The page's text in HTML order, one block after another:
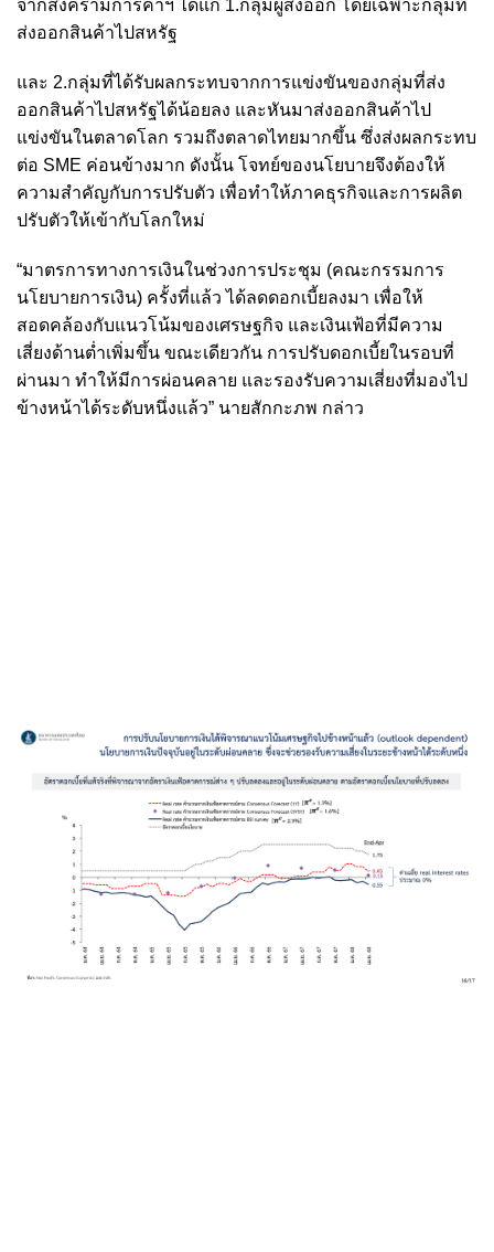
จากสงครามการค้าฯ ได้แก่ 1.กลุ่มผู้ส่งออก โดยเฉพาะกลุ่มที่
ส่งออกสินค้าไปสหรัฐ
และ 2.กลุ่มที่ได้รับผลกระทบจากการแข่งขันของกลุ่มที่ส่ง
ออกสินค้าไปสหรัฐได้น้อยลง และหันมาส่งออกสินค้าไป
แข่งขันในตลาดโลก รวมถึงตลาดไทยมากขึ้น ซึ่งส่งผลกระทบ
ต่อ SME ค่อนข้างมาก ดังนั้น โจทย์ของนโยบายจึงต้องให้
ความสำคัญกับการปรับตัว เพื่อทำให้ภาคธุรกิจและการผลิต
ปรับตัวให้เข้ากับโลกใหม่
“มาตรการทางการเงินในช่วงการประชุม (คณะกรรมการ
นโยบายการเงิน) ครั้งที่แล้ว ได้ลดดอกเบี้ยลงมา เพื่อให้
สอดคล้องกับแนวโน้มของเศรษฐกิจ และเงินเฟ้อที่มีความ
เสี่ยงด้านต่ำเพิ่มขึ้น ขณะเดียวกัน การปรับดอกเบี้ยในรอบที่
ผ่านมา ทำให้มีการผ่อนคลาย และรองรับความเสี่ยงที่มองไป
ข้างหน้าได้ระดับหนึ่งแล้ว” นายสักกะภพ กล่าว